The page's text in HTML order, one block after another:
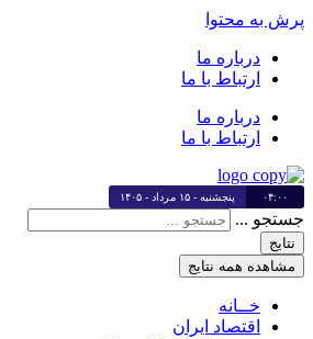
پرش به محتوا
درباره ما
ارتباط با ما
درباره ما
ارتباط با ما
۰۴:۰۰ پنجشنبه - ۱۵ مرداد - ۱۴۰۵
جستجو ...
نتایج
مشاهده همه نتایج
خــانه
اقتصاد ایران